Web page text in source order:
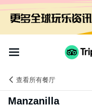
查看所有餐厅
Manzanilla